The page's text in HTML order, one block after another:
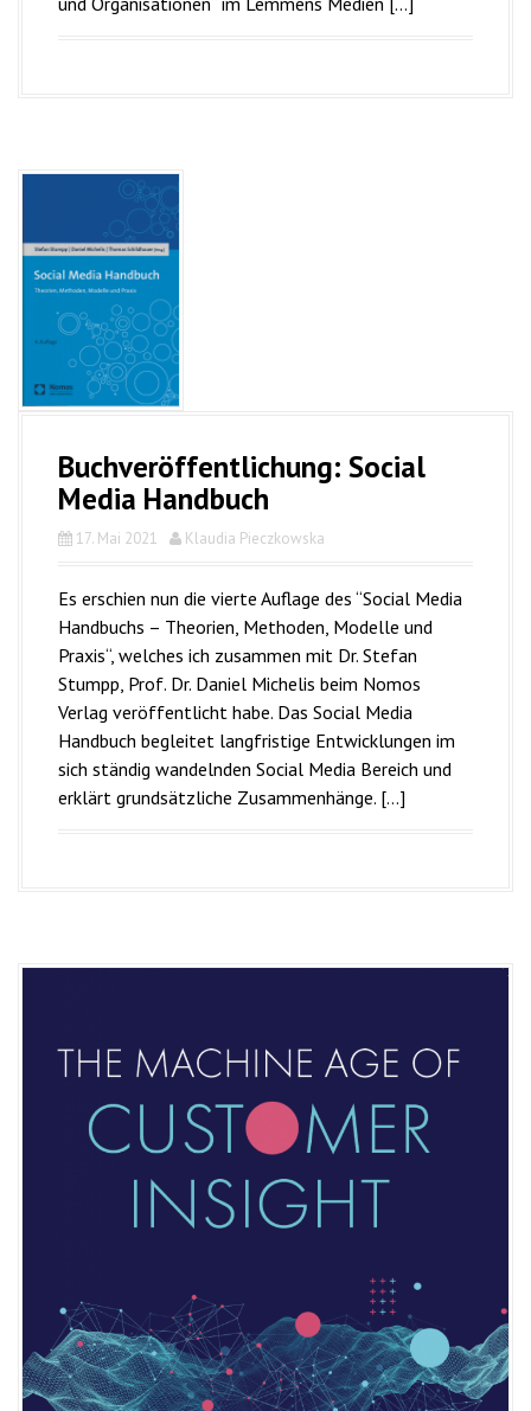
Buchveröffentlichung: Social
Media Handbuch
17. Mai 2021 Klaudia Pieczkowska
Es erschien nun die vierte Auflage des “Social Media
Handbuchs – Theorien, Methoden, Modelle und
Praxis“, welches ich zusammen mit Dr. Stefan
Stumpp, Prof. Dr. Daniel Michelis beim Nomos
Verlag veröffentlicht habe. Das Social Media
Handbuch begleitet langfristige Entwicklungen im
sich ständig wandelnden Social Media Bereich und
erklärt grundsätzliche Zusammenhänge. […]